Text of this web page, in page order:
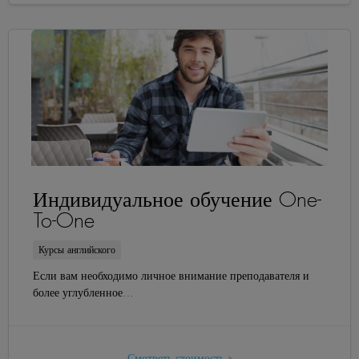
Индивидуальное обучение One-
To-One
Курсы английского
Если вам необходимо личное внимание преподавателя и
более углубленное…